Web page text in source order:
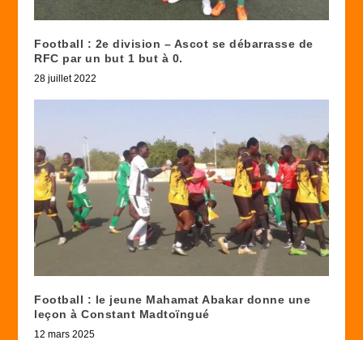
Football : 2e division – Ascot se débarrasse de
RFC par un but 1 but à 0.
28 juillet 2022
Football : le jeune Mahamat Abakar donne une
leçon à Constant Madtoïngué
12 mars 2025